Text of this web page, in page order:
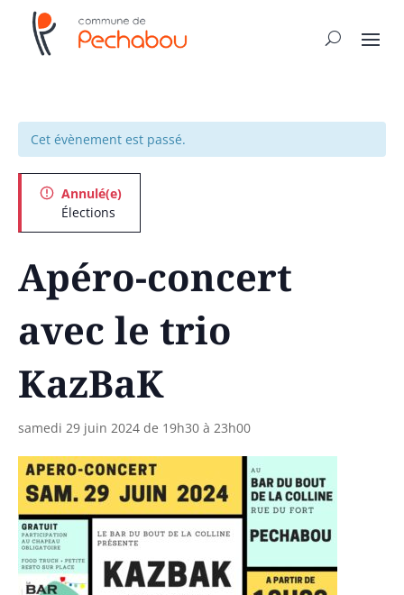
Cet évènement est passé.
Annulé(e)
Élections
Apéro-concert
avec le trio
KazBaK
samedi 29 juin 2024 de 19h30 à 23h00